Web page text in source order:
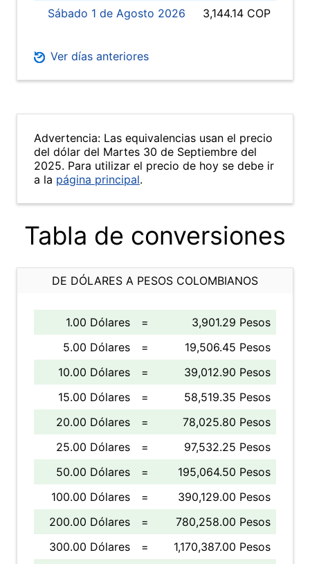
Sábado 1 de Agosto 2026 3,144.14 COP
Ver días anteriores
Advertencia: Las equivalencias usan el precio
del dólar del Martes 30 de Septiembre del
2025. Para utilizar el precio de hoy se debe ir
a la página principal.
Tabla de conversiones
DE DÓLARES A PESOS COLOMBIANOS
1.00 Dólares =
3,901.29 Pesos
5.00 Dólares
=
19,506.45 Pesos
10.00 Dólares
=
39,012.90 Pesos
15.00 Dólares
=
58,519.35 Pesos
20.00 Dólares
=
78,025.80 Pesos
25.00 Dólares
=
97,532.25 Pesos
50.00 Dólares
=
195,064.50 Pesos
100.00 Dólares
=
390,129.00 Pesos
200.00 Dólares
=
780,258.00 Pesos
300.00 Dólares
=
1,170,387.00 Pesos